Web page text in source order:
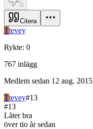
0
Citera
Ttevey
Rykte: 0
767 inlägg
Medlem sedan 12 aug. 2015
Ttevey#13
#13
Låter bra
över tio år sedan